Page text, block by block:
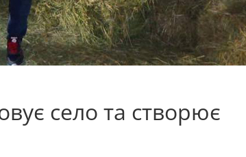
село та створює